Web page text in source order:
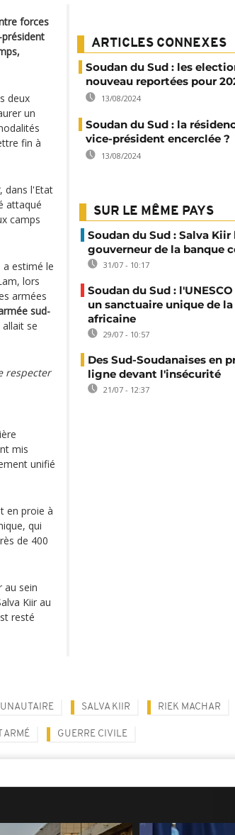
forces
deux
un
fin à
, dans l'Etat
attaqué
camps
a estimé le
lors
armées
sud-
se
respecter
mis
unifié
en proie à
qui
de 400
au sein
Kiir au
resté
ARTICLES CONNEXES
Soudan du Sud : les
nouveau reportées pour
13/08/2024
Soudan du Sud : la
vice-président encerclée ?
13/08/2024
SUR LE MÊME PAYS
Soudan du Sud : Salva
gouverneur de la banque
31/07 - 10:17
Soudan du Sud :
un sanctuaire unique de
africaine
29/07 - 10:57
Des Sud-Soudanaises en
ligne devant l'insécurité
21/07 - 12:37
SALVA KIIR RIEK MACHAR
ARMÉ GUERRE CIVILE